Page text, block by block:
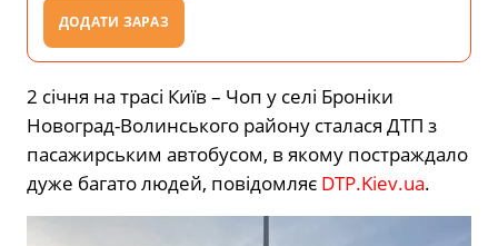
ДОДАТИ ЗАРАЗ
2 січня на трасі Київ – Чоп у селі Броніки
Новоград-Волинського району сталася ДТП з
пасажирським автобусом, в якому постраждало
дуже багато людей, повідомляє DTP.Kiev.ua.